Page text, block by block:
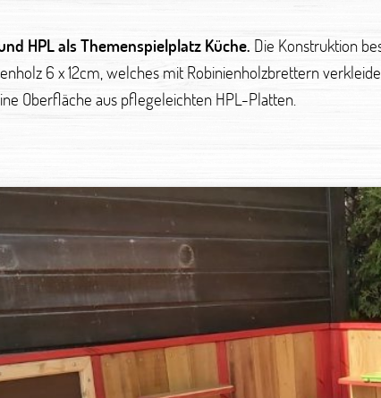
HPL als Themenspielplatz Küche. Die Konstruktion
6 x 12cm, welches mit Robinienholzbrettern
Oberfläche aus pflegeleichten HPL-Platten.